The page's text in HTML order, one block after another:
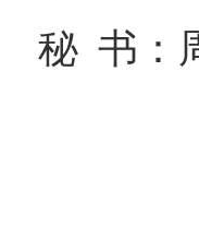
秘 书：